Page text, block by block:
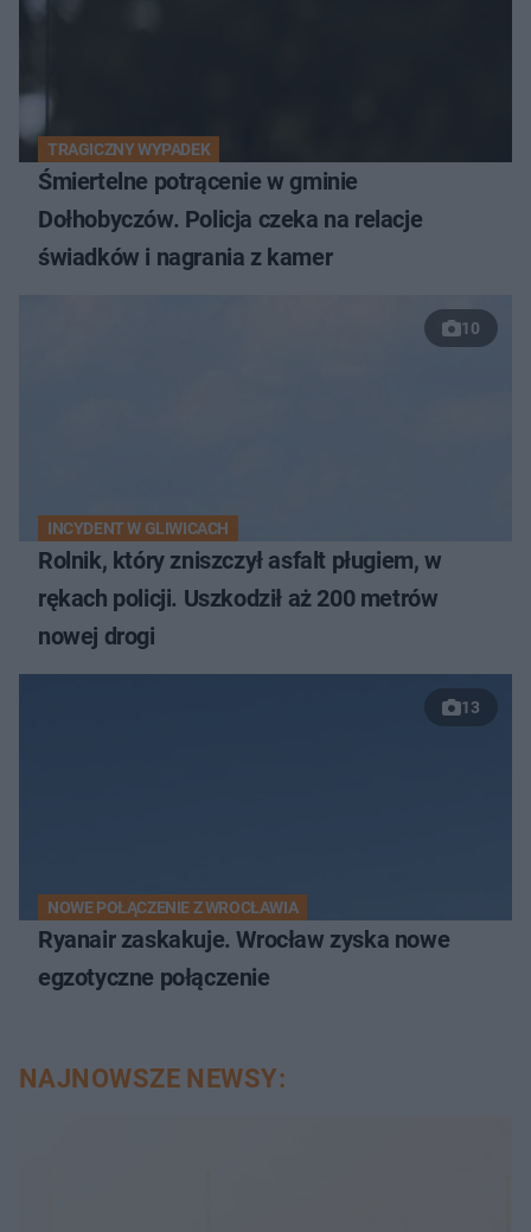
TRAGICZNY WYPADEK
Śmiertelne potrącenie w gminie
Dołhobyczów. Policja czeka na relacje
świadków i nagrania z kamer
10
INCYDENT W GLIWICACH
Rolnik, który zniszczył asfalt pługiem, w
rękach policji. Uszkodził aż 200 metrów
nowej drogi
13
NOWE POŁĄCZENIE Z WROCŁAWIA
Ryanair zaskakuje. Wrocław zyska nowe
egzotyczne połączenie
NAJNOWSZE NEWSY: